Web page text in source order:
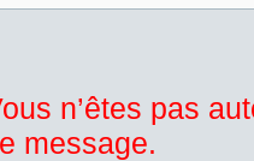
n’êtes pas
message.